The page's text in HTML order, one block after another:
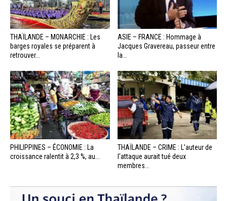
THAÏLANDE – MONARCHIE : Les
barges royales se préparent à
retrouver...
ASIE – FRANCE : Hommage à
Jacques Gravereau, passeur entre
la...
PHILIPPINES – ÉCONOMIE : La
croissance ralentit à 2,3 %, au...
THAÏLANDE – CRIME : L’auteur de
l’attaque aurait tué deux
membres...